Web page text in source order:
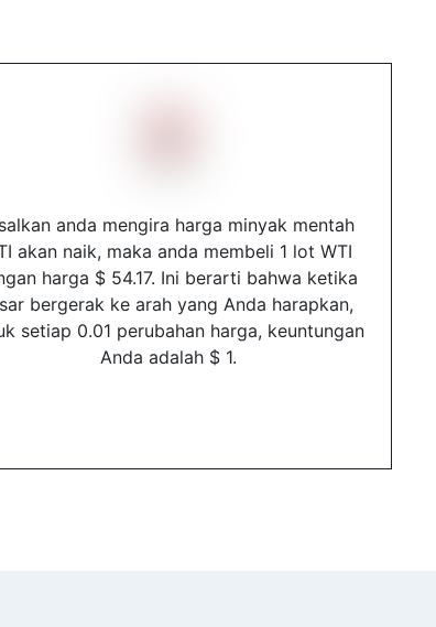
anda mengira harga minyak mentah
akan naik, maka anda membeli 1 lot WTI
harga $ 54.17. Ini berarti bahwa ketika
bergerak ke arah yang Anda harapkan,
setiap 0.01 perubahan harga, keuntungan
Anda adalah $ 1.